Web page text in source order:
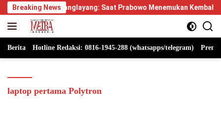
Langsung
ke
konten
Breaking News
Manglayang: Saat Prabowo Menemukan Kembali Jejak Sejarah
Berita Hotline Redaksi: 0816-1945-288 (whatsapps/telegram)
laptop pertama Polytron